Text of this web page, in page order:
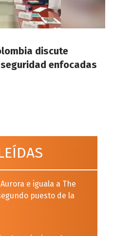
discute
enfocadas
e iguala a The
puesto de la